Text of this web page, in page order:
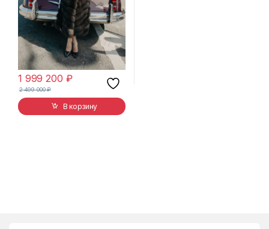
1 999 200 ₽
2 499 000₽
В корзину